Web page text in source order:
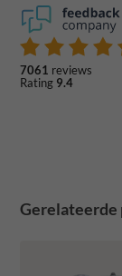
7061 reviews
Rating 9.4
Gerelateerde